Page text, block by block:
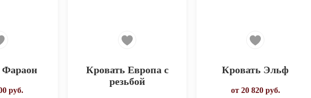
Фараон
руб.
Кровать Европа с
резьбой
Кровать Эльф
от 20 820руб.